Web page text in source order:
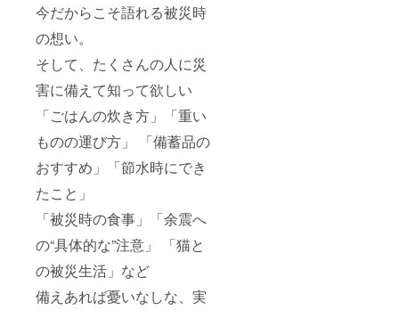
今だからこそ語れる被災時
の想い。
そして、たくさんの人に災
害に備えて知って欲しい
「ごはんの炊き方」「重い
ものの運び方」 「備蓄品の
おすすめ」「節水時にでき
たこと」
「被災時の食事」「余震へ
の“具体的な”注意」 「猫と
の被災生活」など
備えあれば憂いなしな、実